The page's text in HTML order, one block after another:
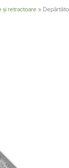
și retractoare »